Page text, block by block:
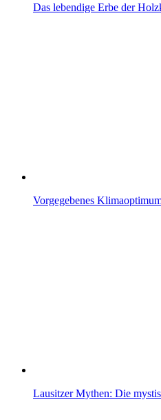
Das lebendige Erbe der
Vorgegebenes
Lausitzer Mythen: Die